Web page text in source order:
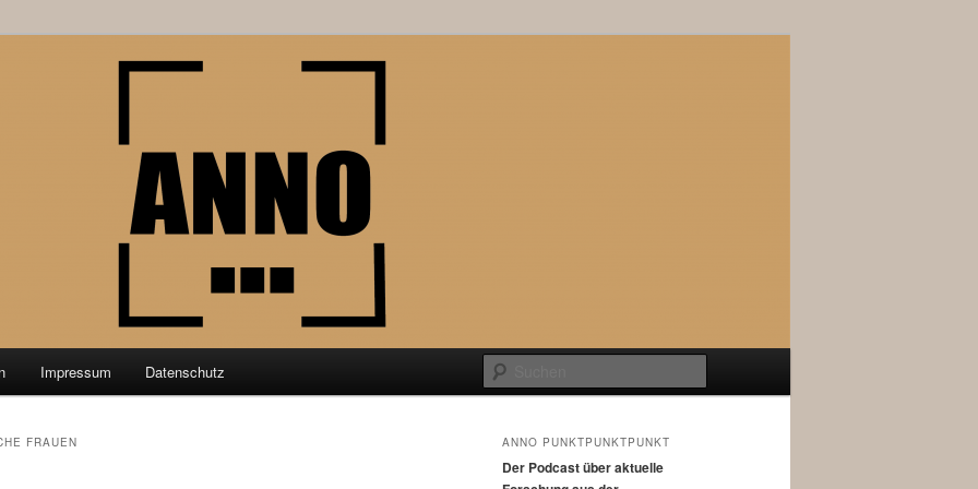
Impressum Datenschutz
FRAUEN ANNO PUNKTPUNKTPUNKT
Der Podcast über aktuelle